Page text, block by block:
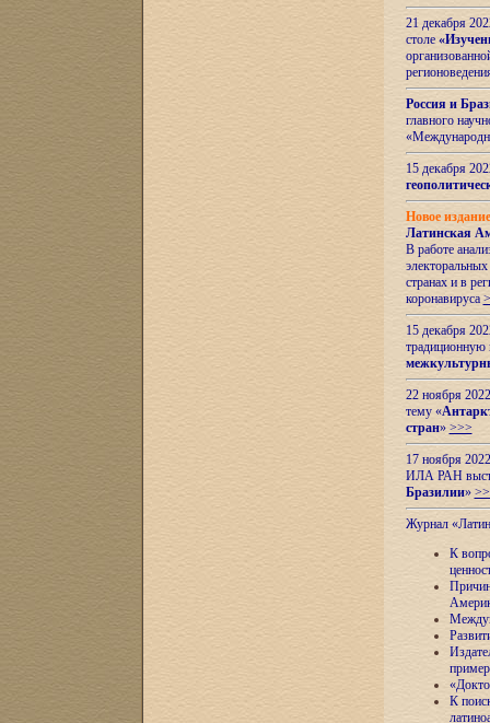
21 декабря
столе
Россия и
главного
15 декабря
Новое
Латинская
В работе
странах и в
коронавируса
15 декабря
22 ноября
тему «
стран» >>>
17 ноября
ИЛА РАН
Бразилии»
Журнал
К
К